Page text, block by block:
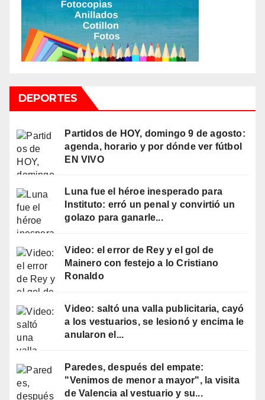
DEPORTES
Partidos de HOY, domingo 9 de agosto:
agenda, horario y por dónde ver fútbol
EN VIVO
Luna fue el héroe inesperado para
Instituto: erró un penal y convirtió un
golazo para ganarle...
Video: el error de Rey y el gol de
Mainero con festejo a lo Cristiano
Ronaldo
Video: saltó una valla publicitaria, cayó
a los vestuarios, se lesionó y encima le
anularon el...
Paredes, después del empate:
"Venimos de menor a mayor", la visita
de Valencia al vestuario y su...